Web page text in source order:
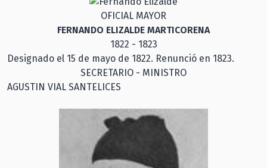
OFICIAL MAYOR
FERNANDO ELIZALDE MARTICORENA
1822 - 1823
Designado el 15 de mayo de 1822. Renunció en 1823.
SECRETARIO - MINISTRO
AGUSTIN VIAL SANTELICES